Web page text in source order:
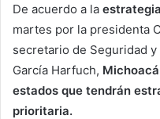
De acuerdo a la
martes por la presidenta
secretario de Seguridad
García Harfuch,
estados que tendrán
prioritaria.